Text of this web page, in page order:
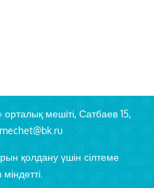
мешіті, Сатбаев 15,
қолдану үшін сілтеме
міндетті.